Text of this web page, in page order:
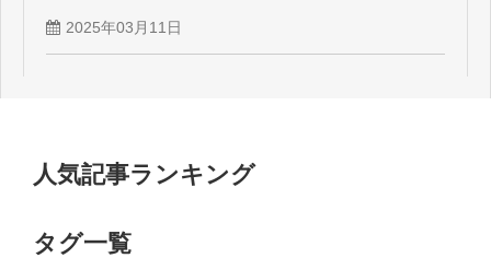
2025年03月11日
人気記事ランキング
タグ一覧